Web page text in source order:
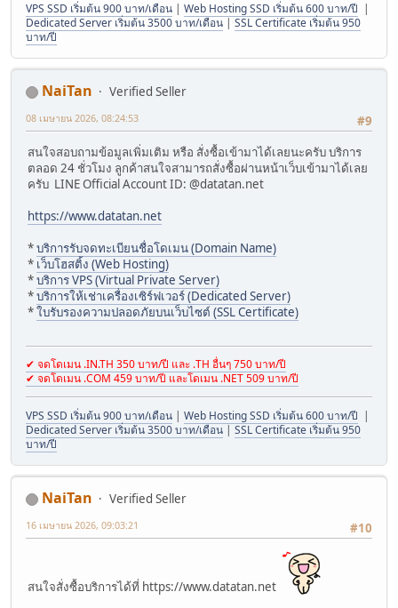
VPS SSD เริ่มต้น 900 บาท/เดือน | Web Hosting SSD เริ่มต้น 600 บาท/ปี |
Dedicated Server เริ่มต้น 3500 บาท/เดือน | SSL Certificate เริ่มต้น 950
บาท/ปี
NaiTan
Verified Seller
#9
08 เมษายน 2026, 08:24:53
สนใจสอบถามข้อมูลเพิ่มเติม หรือ สั่งซื้อเข้ามาได้เลยนะครับ บริการ
ตลอด 24 ชั่วโมง ลูกค้าสนใจสามารถสั่งซื้อผ่านหน้าเว็บเข้ามาได้เลย
ครับ LINE Official Account ID: @datatan.net
https://www.datatan.net
*บริการรับจดทะเบียนชื่อโดเมน (Domain Name)
* เว็บโฮสติ้ง (Web Hosting)
*บริการ VPS (Virtual Private Server)
*บริการให้เช่าเครื่องเซิร์ฟเวอร์ (Dedicated Server)
*ใบรับรองความปลอดภัยบนเว็บไซต์ (SSL Certificate)
✔ จดโดเมน .IN.TH 350 บาท/ปี และ .TH อื่นๆ 750 บาท/ปี
✔ จดโดเมน .COM 459 บาท/ปี และโดเมน .NET 509 บาท/ปี
VPS SSD เริ่มต้น 900 บาท/เดือน | Web Hosting SSD เริ่มต้น 600 บาท/ปี |
Dedicated Server เริ่มต้น 3500 บาท/เดือน | SSL Certificate เริ่มต้น 950
บาท/ปี
NaiTan
Verified Seller
#10
16 เมษายน 2026, 09:03:21
สนใจสั่งซื้อบริการได้ที่ https://www.datatan.net